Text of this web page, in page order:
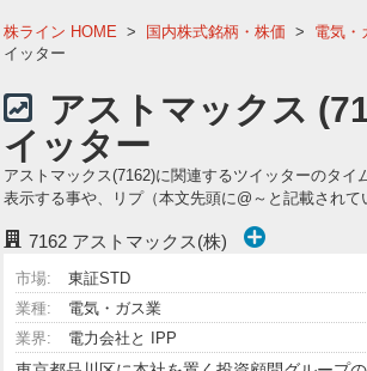
株ライン HOME > 国内株式銘柄・株価 > 電気・
イッター
アストマックス
イッター
アストマックス(7162)に関連するツイッターのタ
表示する事や、リプ（本文先頭に@～と記載され
7162 アストマックス(株)
市場:
東証STD
業種:
電気・ガス業
業界:
電力会社と IPP